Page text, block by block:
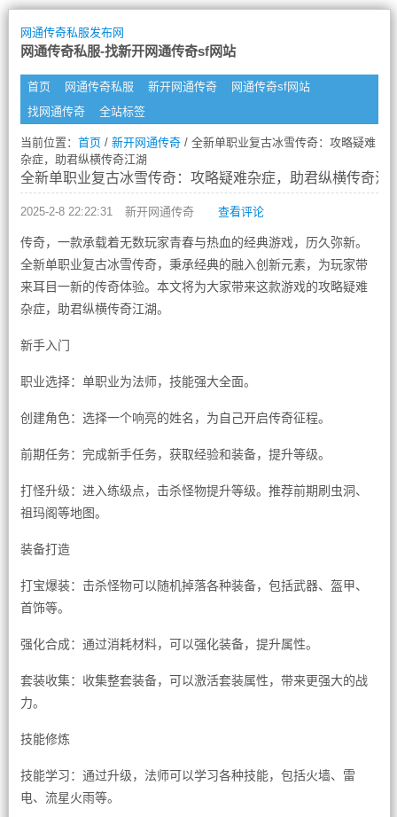
网通传奇私服发布网
网通传奇私服-找新开网通传奇sf网站
首页 网通传奇私服 新开网通传奇
网通传奇sf网站
找网通传奇
全站标签
当前位置： 首页/ 新开网通传奇/ 全新单职业复古冰雪传奇：攻略疑难
杂症，助君纵横传奇江湖
全新单职业复古冰雪传奇：攻略疑难杂症，助君纵横传奇江
2025-2-8 22:22:31 新开网通传奇 查看评论
传奇，一款承载着无数玩家青春与热血的经典游戏，历久弥新。
全新单职业复古冰雪传奇，秉承经典的融入创新元素，为玩家带
来耳目一新的传奇体验。本文将为大家带来这款游戏的攻略疑难
杂症，助君纵横传奇江湖。
新手入门
职业选择：单职业为法师，技能强大全面。
创建角色：选择一个响亮的姓名，为自己开启传奇征程。
前期任务：完成新手任务，获取经验和装备，提升等级。
打怪升级：进入练级点，击杀怪物提升等级。推荐前期刷虫洞、
祖玛阁等地图。
装备打造
打宝爆装：击杀怪物可以随机掉落各种装备，包括武器、盔甲、
首饰等。
强化合成：通过消耗材料，可以强化装备，提升属性。
套装收集：收集整套装备，可以激活套装属性，带来更强大的战
力。
技能修炼
技能学习：通过升级，法师可以学习各种技能，包括火墙、雷
电、流星火雨等。